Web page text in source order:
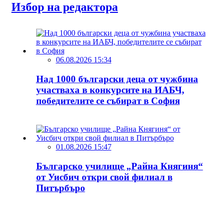
Избор на редактора
06.08.2026 15:34
Над 1000 български деца от чужбина
участваха в конкурсите на ИАБЧ,
победителите се събират в София
01.08.2026 15:47
Българско училище „Райна Княгиня“
от Уисбич откри свой филиал в
Питърбъро